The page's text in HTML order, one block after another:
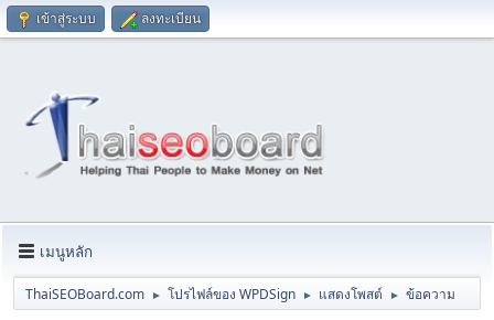
เข้าสู่ระบบ ลงทะเบียน
เมนูหลัก
ThaiSEOBoard.com ► โปรไฟล์ของ WPDSign ► แสดงโพสต์ ► ข้อความ